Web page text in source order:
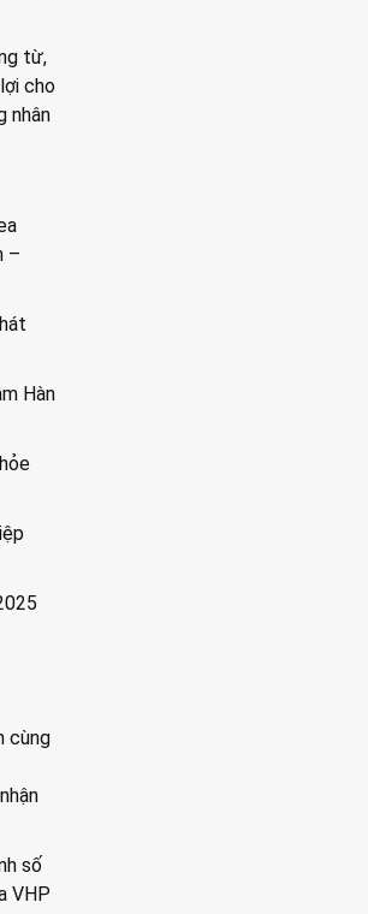
từ,
cho
nhân
–
Hàn
cùng
số
VHP